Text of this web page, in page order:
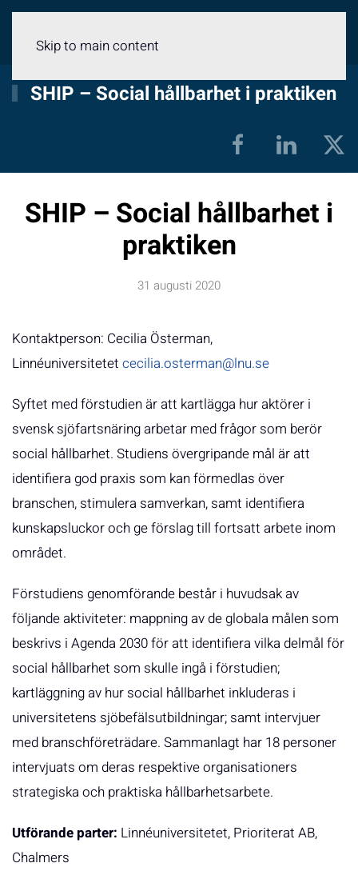
Skip to main content
SHIP – Social hållbarhet i praktiken
SHIP – Social hållbarhet i
praktiken
31 augusti 2020
Kontaktperson: Cecilia Österman,
Linnéuniversitetet cecilia.osterman@lnu.se
Syftet med förstudien är att kartlägga hur aktörer i
svensk sjöfartsnäring arbetar med frågor som berör
social hållbarhet. Studiens övergripande mål är att
identifiera god praxis som kan förmedlas över
branschen, stimulera samverkan, samt identifiera
kunskapsluckor och ge förslag till fortsatt arbete inom
området.
Förstudiens genomförande består i huvudsak av
följande aktiviteter: mappning av de globala målen som
beskrivs i Agenda 2030 för att identifiera vilka delmål för
social hållbarhet som skulle ingå i förstudien;
kartläggning av hur social hållbarhet inkluderas i
universitetens sjöbefälsutbildningar; samt intervjuer
med branschföreträdare. Sammanlagt har 18 personer
intervjuats om deras respektive organisationers
strategiska och praktiska hållbarhetsarbete.
Utförande parter: Linnéuniversitetet, Prioriterat AB,
Chalmers